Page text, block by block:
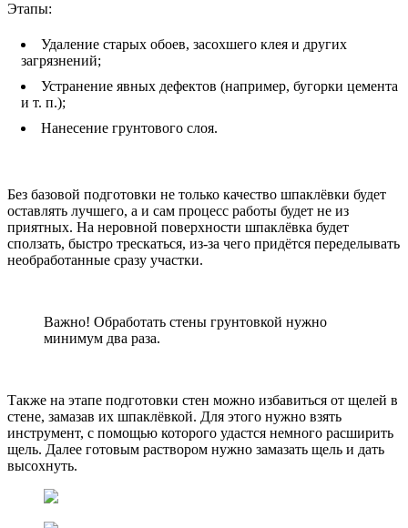
Этапы:
Удаление старых обоев, засохшего клея и других
загрязнений;
Устранение явных дефектов (например, бугорки цемента
и т. п.);
Нанесение грунтового слоя.
Без базовой подготовки не только качество шпаклёвки будет
оставлять лучшего, а и сам процесс работы будет не из
приятных. На неровной поверхности шпаклёвка будет
сползать, быстро трескаться, из-за чего придётся переделывать
необработанные сразу участки.
Важно! Обработать стены грунтовкой нужно
минимум два раза.
Также на этапе подготовки стен можно избавиться от щелей в
стене, замазав их шпаклёвкой. Для этого нужно взять
инструмент, с помощью которого удастся немного расширить
щель. Далее готовым раствором нужно замазать щель и дать
высохнуть.